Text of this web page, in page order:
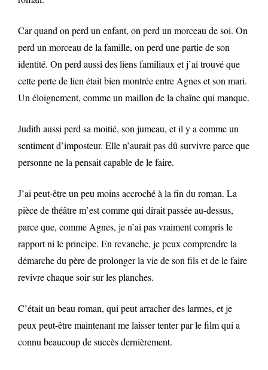
Car quand on perd un enfant, on perd un morceau de soi. On
perd un morceau de la famille, on perd une partie de son
identité. On perd aussi des liens familiaux et j’ai trouvé que
cette perte de lien était bien montrée entre Agnes et son mari.
Un éloignement, comme un maillon de la chaîne qui manque.
Judith aussi perd sa moitié, son jumeau, et il y a comme un
sentiment d’imposteur. Elle n’aurait pas dû survivre parce que
personne ne la pensait capable de le faire.
J’ai peut-être un peu moins accroché à la fin du roman. La
pièce de théâtre m’est comme qui dirait passée au-dessus,
parce que, comme Agnes, je n’ai pas vraiment compris le
rapport ni le principe. En revanche, je peux comprendre la
démarche du père de prolonger la vie de son fils et de le faire
revivre chaque soir sur les planches.
C’était un beau roman, qui peut arracher des larmes, et je
peux peut-être maintenant me laisser tenter par le film qui a
connu beaucoup de succès dernièrement.